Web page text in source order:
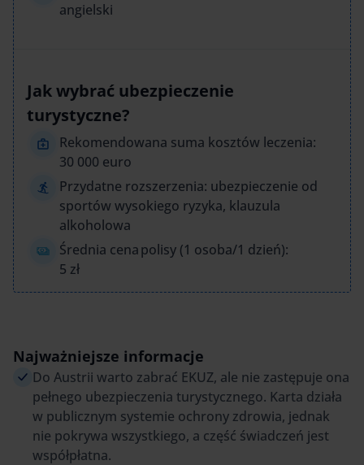
angielski
Jak wybrać ubezpieczenie
turystyczne?
Rekomendowana suma kosztów leczenia:
30 000 euro
Przydatne rozszerzenia: ubezpieczenie od
sportów wysokiego ryzyka, klauzula
alkoholowa
Średnia cena polisy (1 osoba/1 dzień):
5 zł
Najważniejsze informacje
Do Austrii warto zabrać EKUZ, ale nie zastępuje ona
pełnego ubezpieczenia turystycznego. Karta działa
w publicznym systemie ochrony zdrowia, jednak
nie pokrywa wszystkiego, a część świadczeń jest
współpłatna.